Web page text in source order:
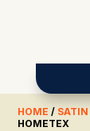
HOME / SATIN
HOMETEX